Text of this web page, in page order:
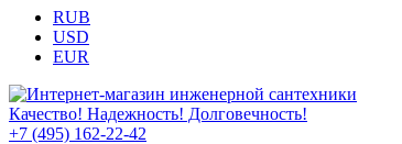
RUB
USD
EUR
Качество! Надежность! Долговечность!
+7 (495) 162-22-42